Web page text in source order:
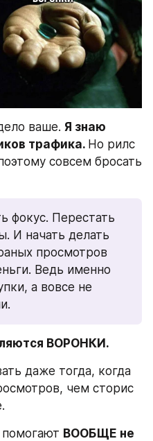
ваше. Я знаю
трафика. Но рилс
совсем бросать
фокус. Перестать
И начать делать
просмотров
Ведь именно
а вовсе не
ВОРОНКИ.
даже тогда, когда
чем сторис
ВООБЩЕ не